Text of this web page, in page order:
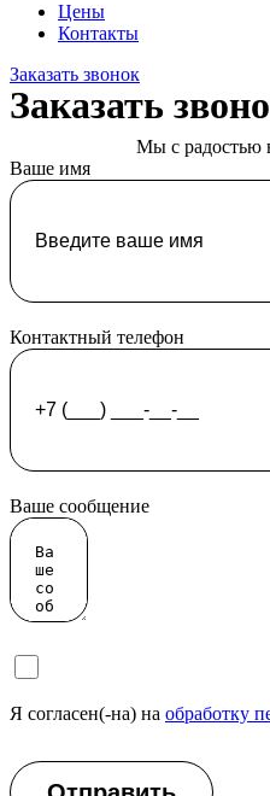
Цены
Контакты
Заказать звонок
Заказать
Мы с радостью
Ваше имя
Контактный телефон
Ваше сообщение
Я согласен(-на) на обработку